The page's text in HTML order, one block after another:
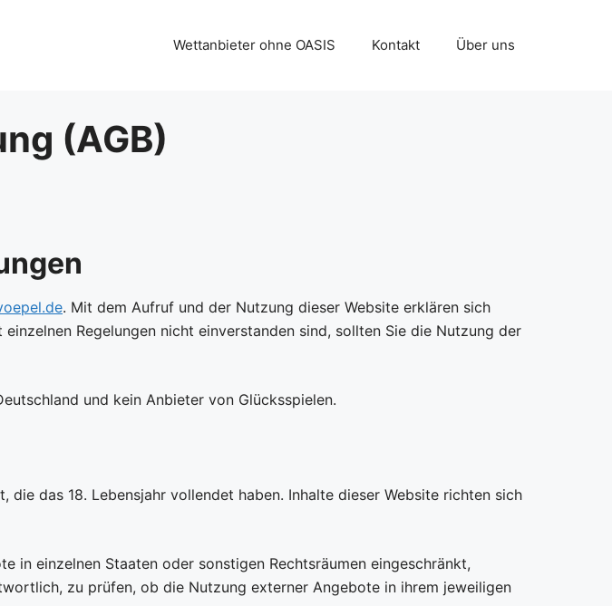
Wettanbieter ohne OASIS Kontakt Über uns
(AGB)
. Mit dem Aufruf und der Nutzung dieser Website erklären sich
Regelungen nicht einverstanden sind, sollten Sie die Nutzung der
und kein Anbieter von Glücksspielen.
das 18. Lebensjahr vollendet haben. Inhalte dieser Website richten sich
in einzelnen Staaten oder sonstigen Rechtsräumen eingeschränkt,
zu prüfen, ob die Nutzung externer Angebote in ihrem jeweiligen